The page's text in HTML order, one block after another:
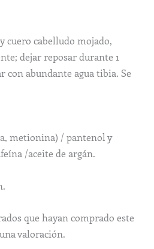
cuero cabelludo mojado,
dejar reposar durante 1
con abundante agua tibia. Se
metionina) / pantenol y
/aceite de argán.
que hayan comprado este
valoración.